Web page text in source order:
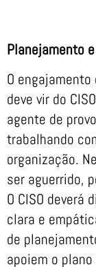
Planejamento
O
deve vir do
agente de
trabalhando
organização.
ser aguerrido,
O CISO
clara e
de
apoiem ​​o